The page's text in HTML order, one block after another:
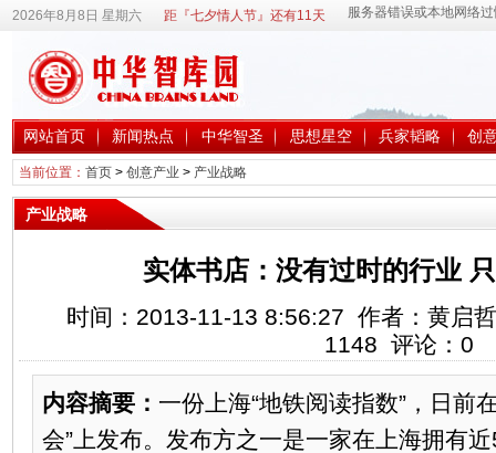
2026年8月8日 星期六 距『七夕情人节』还有11天
网站首页 新闻热点 中华智圣 思想星空 兵家韬略 创
当前位置： 首页> 创意产业 > 产业战略
产业战略
实体书店：没有过时的行业
时间：2013-11-13 8:56:27 作者：黄启
1148 评论： 0
内容摘要： 一份上海“地铁阅读指数”，日前
会”上发布。发布方之一是一家在上海拥有